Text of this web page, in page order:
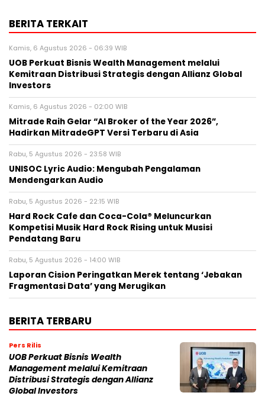
BERITA TERKAIT
Kamis, 6 Agustus 2026 - 06:39 WIB
UOB Perkuat Bisnis Wealth Management melalui
Kemitraan Distribusi Strategis dengan Allianz Global
Investors
Kamis, 6 Agustus 2026 - 02:00 WIB
Mitrade Raih Gelar “AI Broker of the Year 2026”,
Hadirkan MitradeGPT Versi Terbaru di Asia
Rabu, 5 Agustus 2026 - 23:58 WIB
UNISOC Lyric Audio: Mengubah Pengalaman
Mendengarkan Audio
Rabu, 5 Agustus 2026 - 22:15 WIB
Hard Rock Cafe dan Coca-Cola® Meluncurkan
Kompetisi Musik Hard Rock Rising untuk Musisi
Pendatang Baru
Rabu, 5 Agustus 2026 - 14:00 WIB
Laporan Cision Peringatkan Merek tentang ‘Jebakan
Fragmentasi Data’ yang Merugikan
BERITA TERBARU
Pers Rilis
UOB Perkuat Bisnis Wealth
Management melalui Kemitraan
Distribusi Strategis dengan Allianz
Global Investors